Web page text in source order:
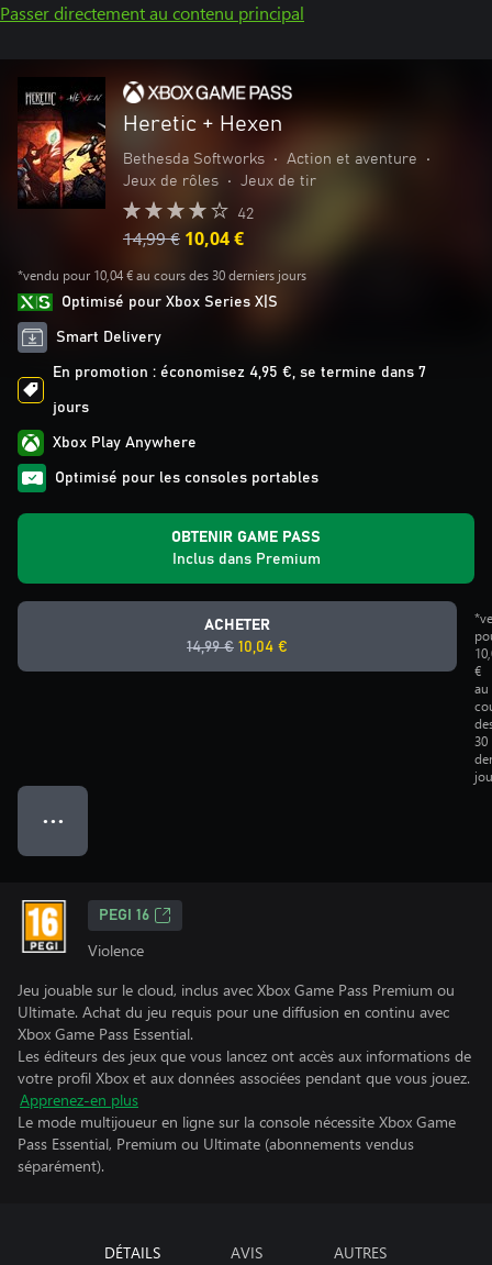
Passer directement au contenu principal
Heretic + Hexen
Bethesda Softworks • Action et aventure
•
Jeux de rôles
• Jeux de tir
42
14,99 € 10,04 €
*vendu pour 10,04 € au cours des 30 derniers jours
Optimisé pour Xbox Series X|S
Smart Delivery
En promotion : économisez 4,95 €, se termine dans 7
jours
Xbox Play Anywhere
Optimisé pour les consoles portables
OBTENIR GAME PASS
Inclus dans Premium
ACHETER
14,99 € 10,04 €
€
au
30
● ● ●
PEGI 16
Violence
Jeu jouable sur le cloud, inclus avec Xbox Game Pass Premium ou
Ultimate. Achat du jeu requis pour une diffusion en continu avec
Xbox Game Pass Essential.
Les éditeurs des jeux que vous lancez ont accès aux informations de
votre profil Xbox et aux données associées pendant que vous jouez.
Apprenez-en plus
Le mode multijoueur en ligne sur la console nécessite Xbox Game
Pass Essential, Premium ou Ultimate (abonnements vendus
séparément).
DÉTAILS AVIS AUTRES